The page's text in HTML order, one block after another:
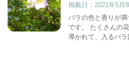
掲載日：2021年5月
バラの色と香りが
です。 たくさんの
導かれて、入るバ